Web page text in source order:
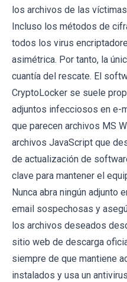
los archivos de las
Incluso los métodos de
todos los virus
asimétrica. Por tanto, la
cuantía del rescate. El
CryptoLocker se suele
adjuntos infecciosos en e-
que parecen archivos MS
archivos JavaScript que
de actualización de
clave para mantener el
Nunca abra ningún adjunto
email sospechosas y
los archivos deseados
sitio web de descarga
siempre de que mantiene
instalados y usa un